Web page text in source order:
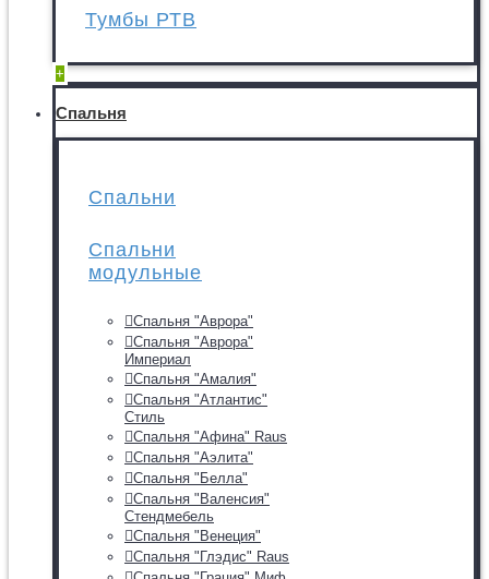
Тумбы РТВ
+
Спальня
Спальни
Спальни
модульные
Спальня "Аврора"
Спальня "Аврора"
Империал
Спальня "Амалия"
Спальня "Атлантис"
Стиль
Спальня "Афина" Raus
Спальня "Аэлита"
Спальня "Белла"
Спальня "Валенсия"
Стендмебель
Спальня "Венеция"
Спальня "Глэдис" Raus